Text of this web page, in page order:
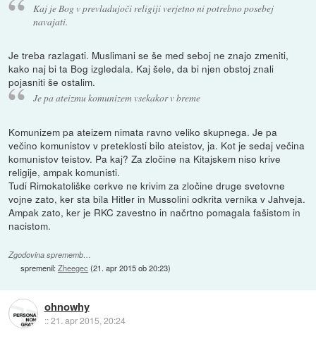
Kaj je Bog v prevladujoči religiji verjetno ni potrebno posebej
navajati.
Je treba razlagati. Muslimani se še med seboj ne znajo zmeniti,
kako naj bi ta Bog izgledala. Kaj šele, da bi njen obstoj znali
pojasniti še ostalim.
Je pa ateizmu komunizem vsekakor v breme
Komunizem pa ateizem nimata ravno veliko skupnega. Je pa
večino komunistov v preteklosti bilo ateistov, ja. Kot je sedaj večina
komunistov teistov. Pa kaj? Za zločine na Kitajskem niso krive
religije, ampak komunisti.
Tudi Rimokatoliške cerkve ne krivim za zločine druge svetovne
vojne zato, ker sta bila Hitler in Mussolini odkrita vernika v Jahveja.
Ampak zato, ker je RKC zavestno in načrtno pomagala fašistom in
nacistom.
Zgodovina sprememb…
spremenil:Zheegec (21. apr 2015 ob 20:23)
ohnowhy
::21. apr 2015, 20:24